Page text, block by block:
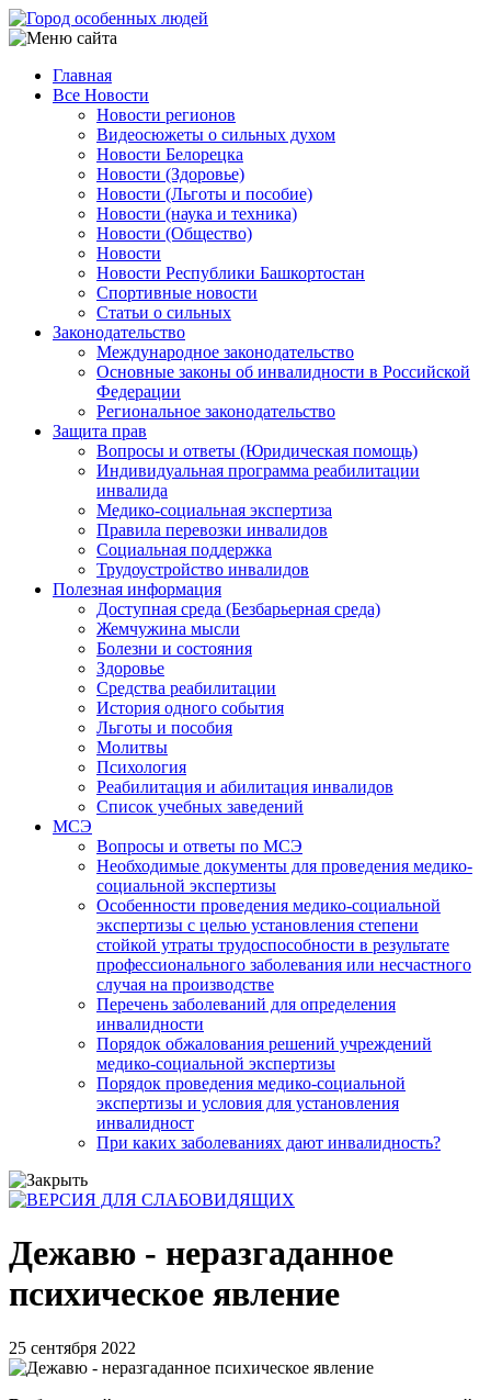
Перейти
к
содержанию
Main
navigation
Главная
Все Новости
Новости регионов
Видеосюжеты о сильных духом
Новости Белорецка
Новости (Здоровье)
Новости (Льготы и пособие)
Новости (наука и техника)
Новости (Общество)
Новости
Новости Республики Башкортостан
Спортивные новости
Статьи о сильных
Законодательство
Международное законодательство
Основные законы об инвалидности в Российской
Федерации
Региональное законодательство
Защита прав
Вопросы и ответы (Юридическая помощь)
Индивидуальная программа реабилитации
инвалида
Медико-социальная экспертиза
Правила перевозки инвалидов
Социальная поддержка
Трудоустройство инвалидов
Полезная информация
Доступная среда (Безбарьерная среда)
Жемчужина мысли
Болезни и состояния
Здоровье
Средства реабилитации
История одного события
Льготы и пособия
Молитвы
Психология
Реабилитация и абилитация инвалидов
Список учебных заведений
МСЭ
Вопросы и ответы по МСЭ
Необходимые документы для проведения медико-
социальной экспертизы
Особенности проведения медико-социальной
экспертизы с целью установления степени
стойкой утраты трудоспособности в результате
профессионального заболевания или несчастного
случая на производстве
Перечень заболеваний для определения
инвалидности
Порядок обжалования решений учреждений
медико-социальной экспертизы
Порядок проведения медико-социальной
экспертизы и условия для установления
инвалидност
При каких заболеваниях дают инвалидность?
Дежавю - неразгаданное
психическое явление
25 сентября 2022